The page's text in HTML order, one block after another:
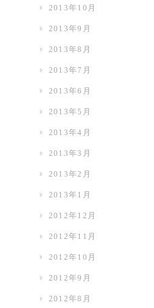
2013年10月
2013年9月
2013年8月
2013年7月
2013年6月
2013年5月
2013年4月
2013年3月
2013年2月
2013年1月
2012年12月
2012年11月
2012年10月
2012年9月
2012年8月